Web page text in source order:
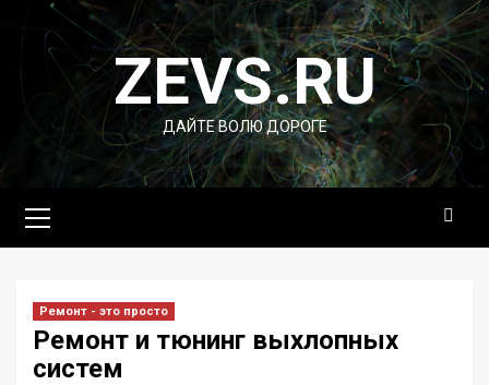
Перейти
содержимомуZEVS.RU
ДАЙТЕ ВОЛЮ ДОРОГЕ
меню
Ремонт - это просто
Ремонт и тюнинг выхлопных
систем